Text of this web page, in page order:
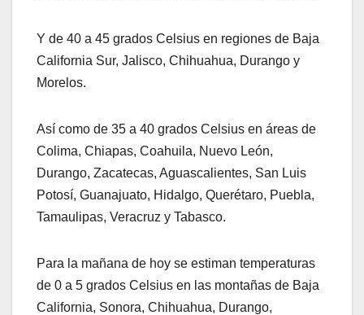
Y de 40 a 45 grados Celsius en regiones de Baja
California Sur, Jalisco, Chihuahua, Durango y
Morelos.
Así como de 35 a 40 grados Celsius en áreas de
Colima, Chiapas, Coahuila, Nuevo León,
Durango, Zacatecas, Aguascalientes, San Luis
Potosí, Guanajuato, Hidalgo, Querétaro, Puebla,
Tamaulipas, Veracruz y Tabasco.
Para la mañana de hoy se estiman temperaturas
de 0 a 5 grados Celsius en las montañas de Baja
California, Sonora, Chihuahua, Durango,